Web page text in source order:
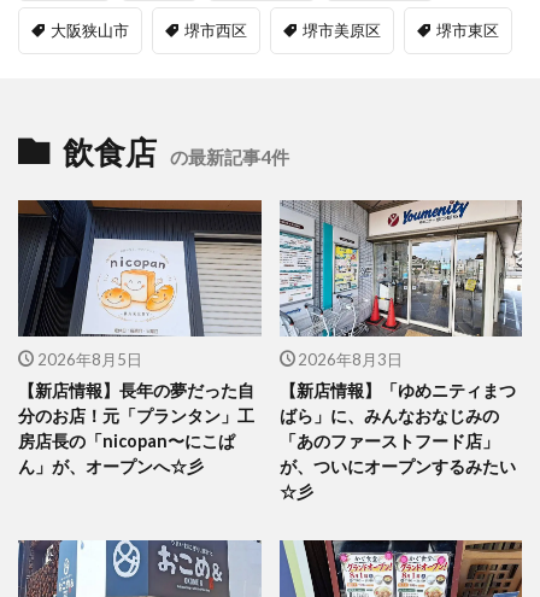
大阪狭山市 堺市西区 堺市美原区 堺市東区
飲食店 の最新記事4件
2026年8月5日
【新店情報】長年の夢だった自
分のお店！元「プランタン」工
房店長の「nicopan〜にこぱ
ん」が、オープンへ☆彡
2026年8月3日
【新店情報】「ゆめニティまつ
ばら」に、みんなおなじみの
「あのファーストフード店」
が、ついにオープンするみたい
☆彡